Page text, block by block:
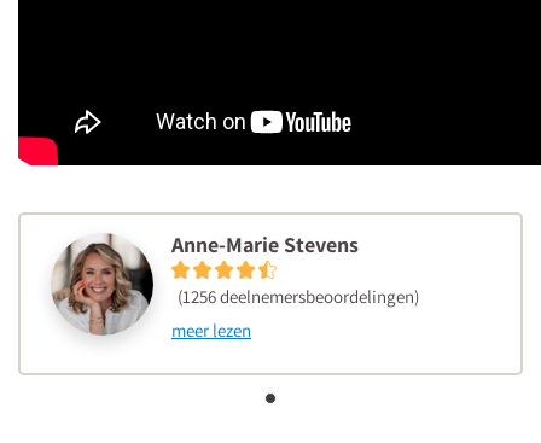
Anne-Marie Stevens
(1256 deelnemersbeoordelingen)
meer lezen